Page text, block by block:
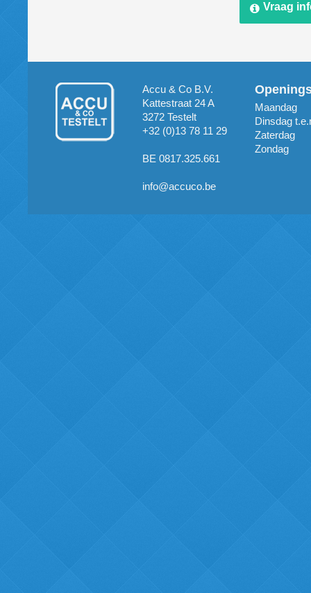
Vraag
Accu & Co B.V.
Kattestraat 24 A
3272 Testelt
+32 (0)13 78 11 29
BE 0817.325.661
info@accuco.be
Maandag
Dinsdag
Zaterdag
Zondag